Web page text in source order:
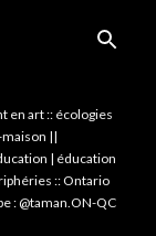
en art :: écologies
||
| éducation
:: Ontario
: @taman.ON-QC